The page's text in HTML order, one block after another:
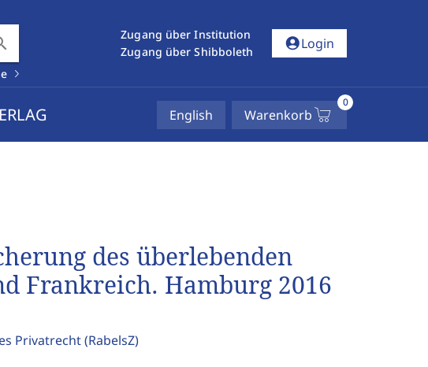
Zugang über Institution
Zugang über Shibboleth
account_circleLogin
English Warenkorb
0
des überlebenden
Frankreich. Hamburg 2016
Privatrecht(RabelsZ)